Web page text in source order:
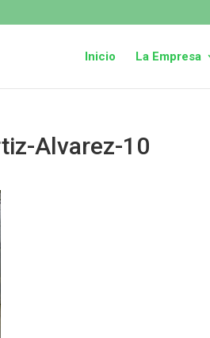
Inicio La Empresa
Alvarez-10